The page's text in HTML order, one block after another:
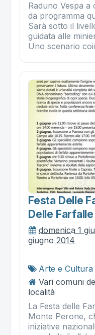
Raduno Vespa a
da programma
Sarà sotto il
guidata alle
Uno scenario
Festa Delle
Delle Farfalle
domenica 1
giugno 2014
Arte e Cultura
Vari comuni
località
La Festa delle
Monte Perone,
iniziative